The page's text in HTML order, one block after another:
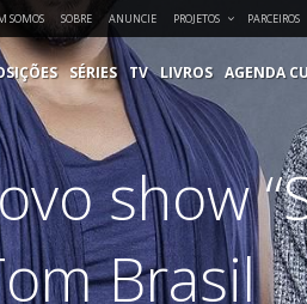
SOMOS SOBRE ANUNCIE PROJETOS PARCEIROS
SÉRIES TV LIVROS AGENDA
show
Brasil